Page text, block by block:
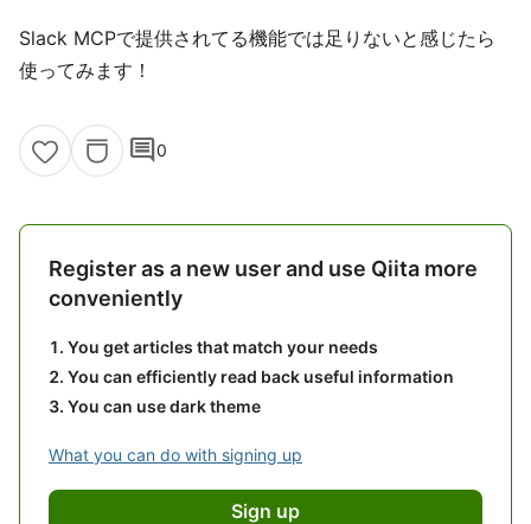
Slack MCPで提供されてる機能では足りないと感じたら
使ってみます！
comment0
Register as a new user and use Qiita more
conveniently
You get articles that match your needs
You can efficiently read back useful information
You can use dark theme
What you can do with signing up
Sign up